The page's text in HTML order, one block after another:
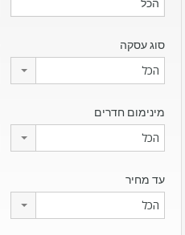
סוג עסקה
הכל
מינימום חדרים
הכל
עד מחיר
הכל